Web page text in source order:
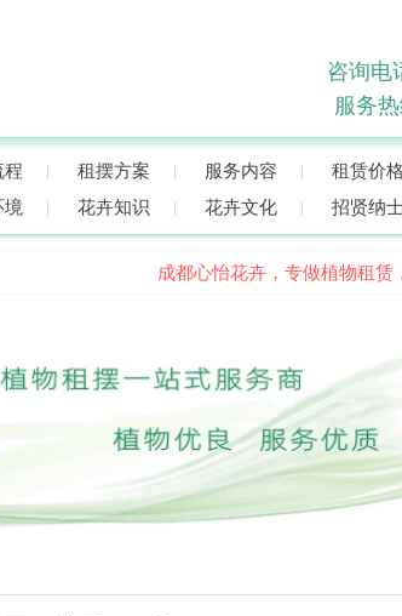
咨询电
服务
程 租摆方案 服务内容 租赁价格
境 花卉知识 花卉文化 招贤纳
成都心怡花卉，专做植物租赁